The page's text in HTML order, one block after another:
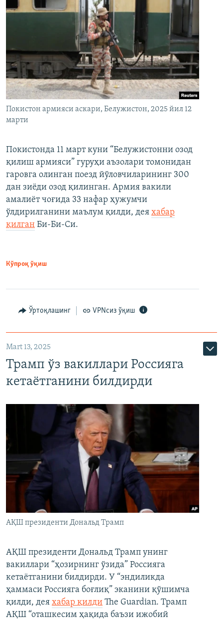
Покистон армияси аскари, Белужистон, 2025 йил 12
марти
Покистонда 11 март куни “Белужистонни озод
қилиш армияси” гуруҳи аъзолари томонидан
гаровга олинган поезд йўловчиларининг 300
дан зиёди озод қилинган. Армия вакили
амалиёт чоғида 33 нафар ҳужумчи
ўлдирилганини маълум қилди, дея хабар
қилган Би-Би-Си.
Кўпроқ ўқиш
Ўртоқлашинг VPNсиз ўқиш
Mart 13, 2025
Трамп ўз вакиллари Россияга
кетаётганини билдирди
АҚШ президенти Дональд Трамп
АҚШ президенти Дональд Трамп унинг
вакиллари “ҳозирнинг ўзида” Россияга
кетаётганини билдирди. У “эндиликда
ҳаммаси Россияга боғлиқ” эканини қўшимча
қилди, дея хабар қилди The Guardian. Трамп
АҚШ “оташкесим ҳақида баъзи ижобий